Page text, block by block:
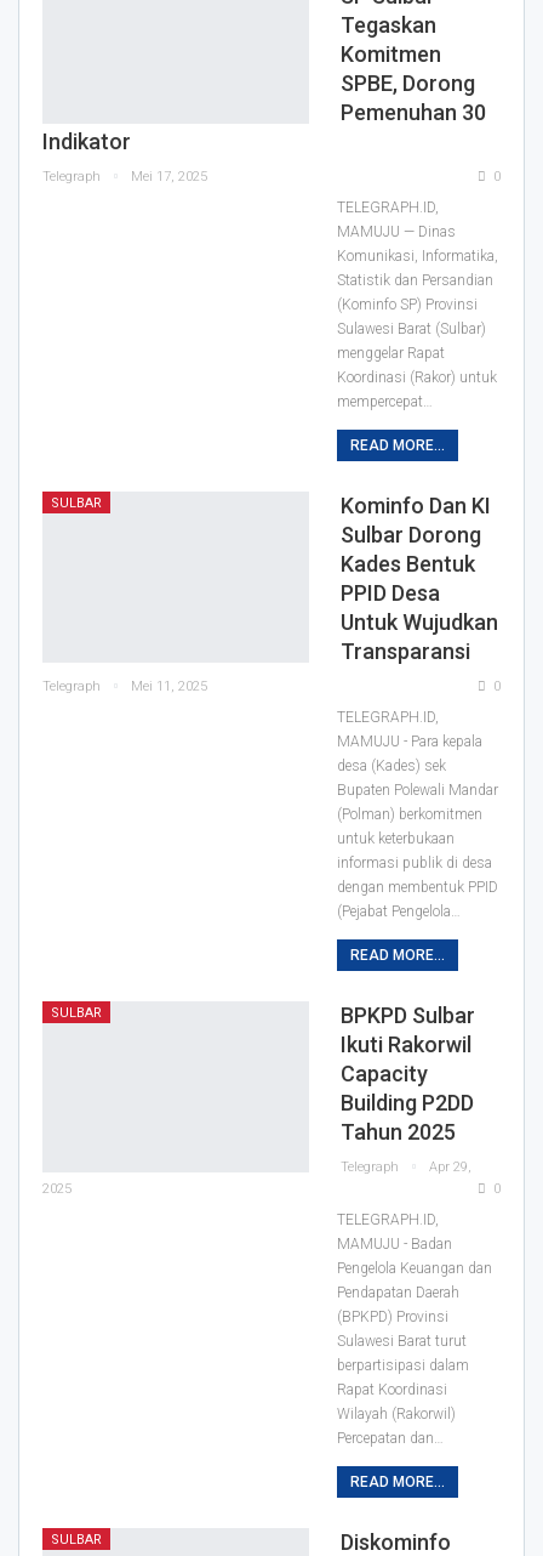
Tegaskan
Komitmen
SPBE, Dorong
Pemenuhan 30
Indikator
Telegraph Mei 17, 2025 0
TELEGRAPH.ID,
MAMUJU — Dinas
Komunikasi, Informatika,
Statistik dan Persandian
(Kominfo SP) Provinsi
Sulawesi Barat (Sulbar)
menggelar Rapat
Koordinasi (Rakor) untuk
mempercepat…
READ MORE...
SULBAR
Kominfo Dan KI
Sulbar Dorong
Kades Bentuk
PPID Desa
Untuk Wujudkan
Transparansi
Telegraph Mei 11, 2025 0
TELEGRAPH.ID,
MAMUJU - Para kepala
desa (Kades) sek
Bupaten Polewali Mandar
(Polman) berkomitmen
untuk keterbukaan
informasi publik di desa
dengan membentuk PPID
(Pejabat Pengelola…
READ MORE...
SULBAR
BPKPD Sulbar
Ikuti Rakorwil
Capacity
Building P2DD
Tahun 2025
Telegraph
Apr 29,
2025
0
TELEGRAPH.ID,
MAMUJU - Badan
Pengelola Keuangan dan
Pendapatan Daerah
(BPKPD) Provinsi
Sulawesi Barat turut
berpartisipasi dalam
Rapat Koordinasi
Wilayah (Rakorwil)
Percepatan dan…
READ MORE...
SULBAR
Diskominfo